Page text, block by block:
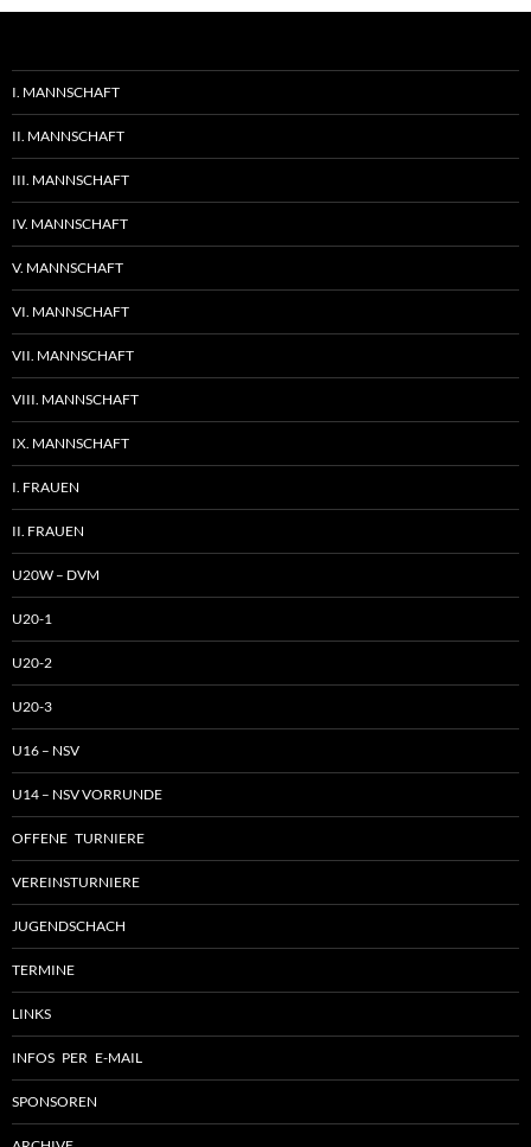
I. MANNSCHAFT
II. MANNSCHAFT
III. MANNSCHAFT
IV. MANNSCHAFT
V. MANNSCHAFT
VI. MANNSCHAFT
VII. MANNSCHAFT
VIII. MANNSCHAFT
IX. MANNSCHAFT
I. FRAUEN
II. FRAUEN
U20W – DVM
U20-1
U20-2
U20-3
U16 – NSV
U14 – NSV VORRUNDE
OFFENE TURNIERE
VEREINSTURNIERE
JUGENDSCHACH
TERMINE
LINKS
INFOS PER E-MAIL
SPONSOREN